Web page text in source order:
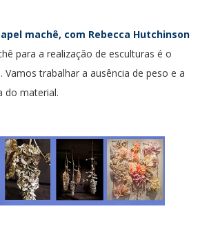
machê, com Rebecca Hutchinson
para a realização de esculturas é o
trabalhar a ausência de peso e a
do material.